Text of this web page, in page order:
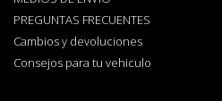
PREGUNTAS FRECUENTES
Cambios y devoluciones
Consejos para tu vehiculo